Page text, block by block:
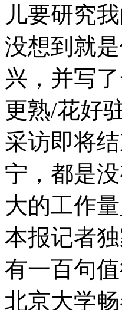
儿要研究
没想到就
兴，并写
更熟/花好
采访即将
宁，都是
大的工作
本报记者
有一百句
北京大学